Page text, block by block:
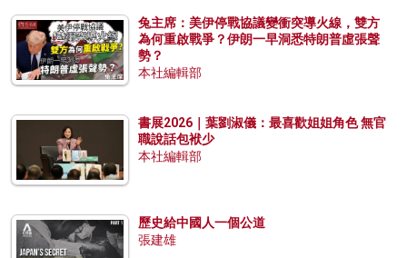
兔主席：美伊停戰協議變衝突導火線，雙方
為何重啟戰爭？伊朗一早洞悉特朗普虛張聲
勢？
本社編輯部
書展2026｜葉劉淑儀：最喜歡姐姐角色 無官
職說話包袱少
本社編輯部
歷史給中國人一個公道
張建雄